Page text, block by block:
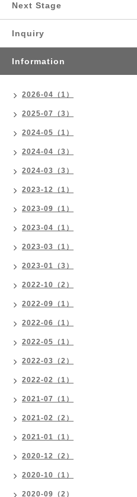
Next Stage
Inquiry
Information
2026-04（1）
2025-07（3）
2024-05（1）
2024-04（3）
2024-03（3）
2023-12（1）
2023-09（1）
2023-04（1）
2023-03（1）
2023-01（3）
2022-10（2）
2022-09（1）
2022-06（1）
2022-05（1）
2022-03（2）
2022-02（1）
2021-07（1）
2021-02（2）
2021-01（1）
2020-12（2）
2020-10（1）
2020-09（2）